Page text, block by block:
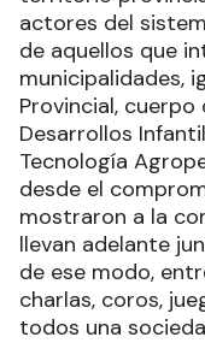
actores del
de aquellos que
municipalidades,
Provincial,
Desarrollos
Tecnología
desde el
mostraron a la
llevan adelante
de ese modo,
charlas, coros,
todos una